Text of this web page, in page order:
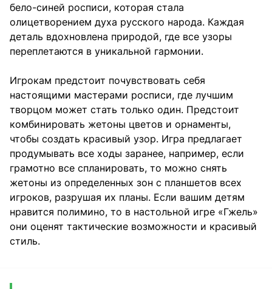
бело-синей росписи, которая стала
олицетворением духа русского народа. Каждая
деталь вдохновлена природой, где все узоры
переплетаются в уникальной гармонии.
Игрокам предстоит почувствовать себя
настоящими мастерами росписи, где лучшим
творцом может стать только один. Предстоит
комбинировать жетоны цветов и орнаменты,
чтобы создать красивый узор. Игра предлагает
продумывать все ходы заранее, например, если
грамотно все спланировать, то можно снять
жетоны из определенных зон с планшетов всех
игроков, разрушая их планы. Если вашим детям
нравится полимино, то в настольной игре «Гжель»
они оценят тактические возможности и красивый
стиль.